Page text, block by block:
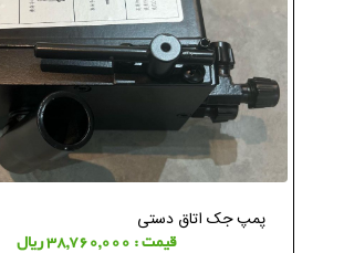
پمپ جک اتاق دستی
قیمت : 38,760,000 ریال